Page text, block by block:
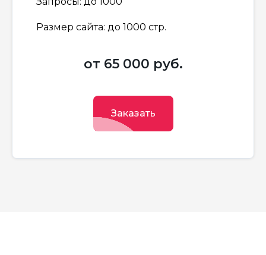
Размер сайта: до 1000 стр.
от 65 000 руб.
Заказать